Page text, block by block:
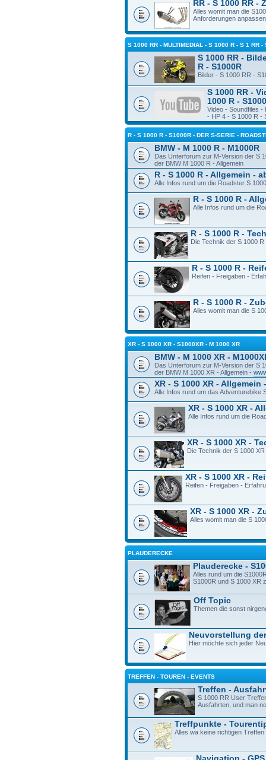
RR - S 1000 RR -
Alles womit man die
Anforderungen
S 1000 RR - MULTIMEDIAL - S 1000 R - S 1 RR -
S 1000 RR -
R - S1000R
Bilder - S 1000 RR -
S 1000 RR -
1000 R -
Video - Soundfiles -
- HP 4 - S 1000 R -
R - S 1000 R - S1000R - DER S-SERIE -
BMW - M 1000 R - M1000R
Das Unterforum zur M-Version der S
der BMW M 1000 R - Allgemein
R - S 1000 R - Allgemein -
Alle Infos rund um die Roadster S
R - S 1000 R -
Alle Infos rund um die
R - S 1000 R -
Die Technik der S 1000
R - S 1000 R -
Reifen - Freigaben -
R - S 1000 R -
Alles womit man die S
XR - S 1000 XR - S1000XR - M 1000 XR
BMW - M 1000 XR -
Das Unterforum zur M-Version der S
der BMW M 1000 XR - Allgemein -
XR - S 1000 XR -
Alle Infos rund um das Adventurebike
XR - S 1000 XR -
Alle Infos rund um die
XR - S 1000 XR -
Die Technik der S 1000
XR - S 1000 XR -
Reifen - Freigaben -
XR - S 1000 XR -
Alles womit man die S
PLAUDERECKE
Plauderecke -
Alles rund um die
S1000R und S 1000 XR
Off Topic
Themen die sonst
Neuvorstellung
Hier möchte sich jeder
TREFFEN - TOUREN - EVENTS
Treffen -
S 1000 RR User
Ausfahrten, und man
Treffpunkte -
Alles wa keine richtigen Treffen
Navigation - GPS